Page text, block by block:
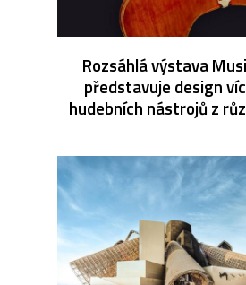
Rozsáhlá výstava
představuje design
hudebních nástrojů z